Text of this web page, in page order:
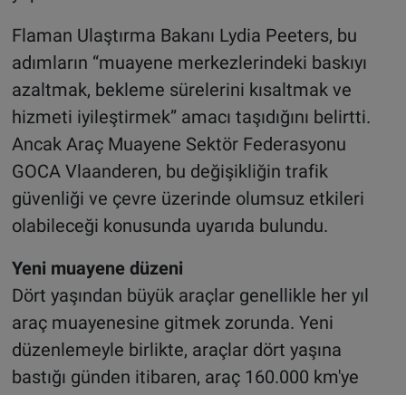
Flaman Ulaştırma Bakanı Lydia Peeters, bu
adımların “muayene merkezlerindeki baskıyı
azaltmak, bekleme sürelerini kısaltmak ve
hizmeti iyileştirmek” amacı taşıdığını belirtti.
Ancak Araç Muayene Sektör Federasyonu
GOCA Vlaanderen, bu değişikliğin trafik
güvenliği ve çevre üzerinde olumsuz etkileri
olabileceği konusunda uyarıda bulundu.
Yeni muayene düzeni
Dört yaşından büyük araçlar genellikle her yıl
araç muayenesine gitmek zorunda. Yeni
düzenlemeyle birlikte, araçlar dört yaşına
bastığı günden itibaren, araç 160.000 km'ye